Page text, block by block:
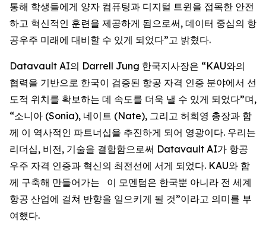
통해 학생들에게 양자 컴퓨팅과 디지털 트윈을 접목한 안전
하고 혁신적인 훈련을 제공하게 됨으로써, 데이터 중심의 항
공우주 미래에 대비할 수 있게 되었다”고 밝혔다.
Datavault AI의 Darrell Jung 한국지사장은 “KAU와의
협력을 기반으로 한국이 검증된 항공 자격 인증 분야에서 선
도적 위치를 확보하는 데 속도를 더욱 낼 수 있게 되었다”며,
“소니아 (Sonia), 네이트 (Nate), 그리고 허희영 총장과 함
께 이 역사적인 파트너십을 추진하게 되어 영광이다. 우리는
리더십, 비전, 기술을 결합함으로써 Datavault AI가 항공
우주 자격 인증과 혁신의 최전선에 서게 되었다. KAU와 함
께 구축해 만들어가는 이 모멘텀은 한국뿐 아니라 전 세계
항공 산업에 걸쳐 반향을 일으키게 될 것”이라고 의미를 부
여했다.